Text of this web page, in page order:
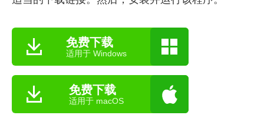
免费下载
适用于 Windows
免费下载
适用于 macOS